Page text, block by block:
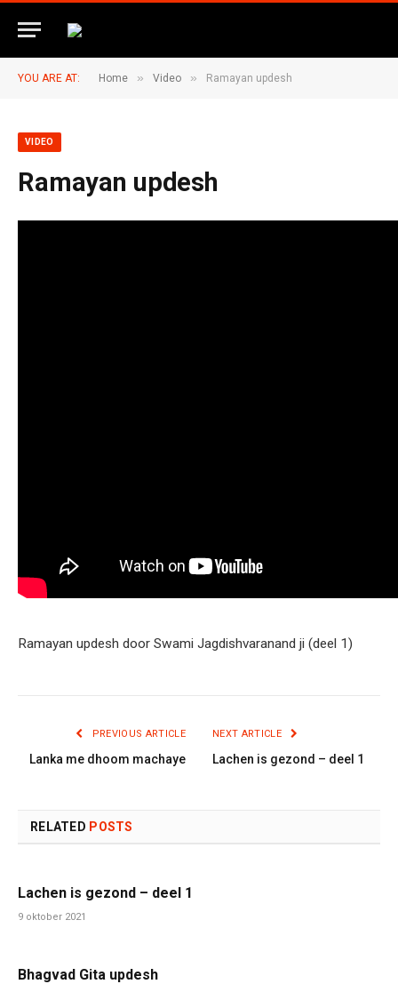
YOU ARE AT: Home » Video » Ramayan updesh
VIDEO
Ramayan updesh
Ramayan updesh door Swami Jagdishvaranand ji (deel 1)
PREVIOUS ARTICLE
Lanka me dhoom machaye
NEXT ARTICLE
Lachen is gezond – deel 1
RELATED POSTS
Lachen is gezond – deel 1
9 oktober 2021
Bhagvad Gita updesh